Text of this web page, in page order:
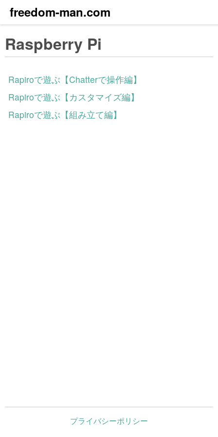
freedom-man.com
Raspberry Pi
Rapiroで遊ぶ【Chatterで操作編】
Rapiroで遊ぶ【カスタマイズ編】
Rapiroで遊ぶ【組み立て編】
プライバシーポリシー